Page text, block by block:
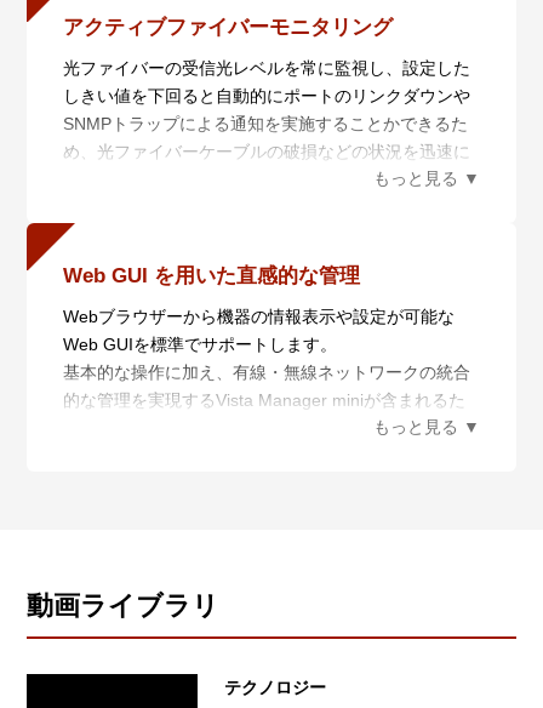
行シリーズから機器を入れ替えるだけで自動的に設定
プグレードをゼロタッチで実現でき、アップグレード
に必要な工数を大幅に削減します。本シリーズでは
x900シリーズからの入れ替えに対応しております。
x930シリーズは対応するアニュアルライセンス※2※3
を導入することで、以下の機能をそれぞれ有効にでき
ます。
標準では2メンバーまでの管理、AMF Plusマスターラ
- 無線LAN コントローラー機能※5 ※6
無線APの一元管理により、無線LANの運用を効率化す
るだけでなく、管理下無線APの使用チャンネルや送信
x930シリーズはWeb GUIから有線・無線LANの統合管
理が可能なVista Manager miniに標準で対応、管理者
理を容易に実現します。
x930シリーズのすべてのラインナップで同一の電源ユ
ニットをサポートしているため、ポート数やPoE機能
の有無など、異なるx930シリーズ機種を導入した場合
でも、メンテナンス用に保有する予備機器の統一化が
可能です※11。
※10 電源ユニットは別売となります。
※11 PoE+モデル（AT-x930-28GPX・AT-x930-
PWR800-70またはAT-PWR1200-70・AT-PWR1200
v2-70が必要となります。
アクティブファイバーモニタリング
光ファイバーの受信光レベルを常に監視し、設定した
しきい値を下回ると自動的にポートのリンクダウンや
SNMPトラップによる通知を実施することかできるた
め、光ファイバーケーブルの破損などの状況を迅速に
能をサポートするSFP/SFP+モジュールについては、
コマンドリファレンスをご覧ください。
Web GUI を用いた直感的な管理
Webブラウザーから機器の情報表示や設定が可能な
Web GUIを標準でサポートします。
基本的な操作に加え、有線・無線ネットワークの統合
的な管理を実現するVista Manager miniが含まれるた
め、管理者のスキルレベルを問わない、直感的なネッ
ポートの状態、トラフィック統計情報、システム情報
など視覚的に表示します。各種情報を要約して表示で
ます。
動画ライブラリ
テクノロジー